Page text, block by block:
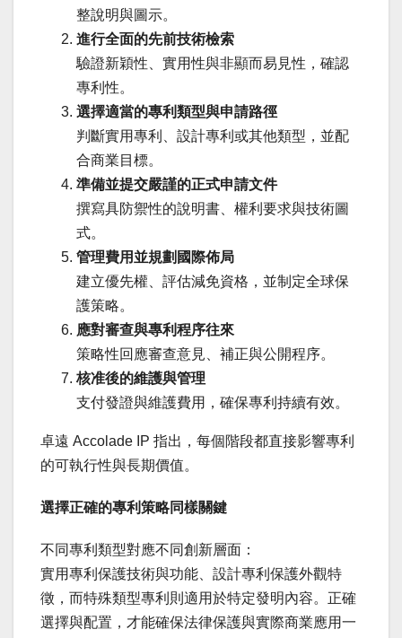
整說明與圖示。
進行全面的先前技術檢索
驗證新穎性、實用性與非顯而易見性，確認
專利性。
選擇適當的專利類型與申請路徑
判斷實用專利、設計專利或其他類型，並配
合商業目標。
準備並提交嚴謹的正式申請文件
撰寫具防禦性的說明書、權利要求與技術圖
式。
管理費用並規劃國際佈局
建立優先權、評估減免資格，並制定全球保
護策略。
應對審查與專利程序往來
策略性回應審查意見、補正與公開程序。
核准後的維護與管理
支付發證與維護費用，確保專利持續有效。
卓遠 Accolade IP 指出，每個階段都直接影響專利
的可執行性與長期價值。
選擇正確的專利策略同樣關鍵
不同專利類型對應不同創新層面：
實用專利保護技術與功能、設計專利保護外觀特
徵，而特殊類型專利則適用於特定發明內容。正確
選擇與配置，才能確保法律保護與實際商業應用一